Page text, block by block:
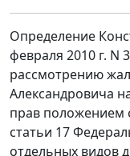
Определение
февраля 2010 г. N
рассмотрению
Александровича
прав положением
статьи 17
отдельных видов